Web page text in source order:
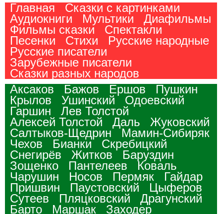
Главная
Сказки с картинками
Аудиокниги
Мультики
Диафильмы
Фильмы сказки
Спектакли
Песенки
Стихи
Русские народные
Русские писатели
Зарубежные писатели
Сказки разных народов
Аксаков
Бажов Ершов
Пушкин
Крылов
Ушинский
Одоевский
Гаршин
Лев Толстой
Алексей Толстой
Даль
Жуковский
Салтыков-Щедрин
Мамин-Сибиряк
Чехов
Бианки
Скребицкий
Снегирёв
Житков
Баруздин
Зощенко
Пантелеев
Коваль
Чарушин
Носов Пермяк
Гайдар
Пришвин
Паустовский
Цыферов
Сутеев
Пляцковский
Драгунский
Барто
Маршак
Заходер